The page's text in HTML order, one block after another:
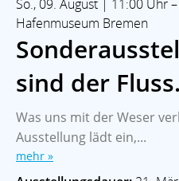
So., 09. August | 11:00 Uhr
Hafenmuseum Bremen
sind der Fluss.
Was uns mit der Weser
Ausstellung lädt ein,...
mehr »